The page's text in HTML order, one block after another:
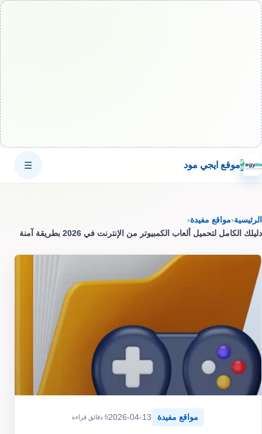
موقع ايجي مود ☰
الرئيسية‹مواقع مفيدة‹
دليلك الكامل لتحميل ألعاب الكمبيوتر من الإنترنت في 2026 بطريقة آمنة
مواقع مفيدة 2026-04-135 دقائق قراءة